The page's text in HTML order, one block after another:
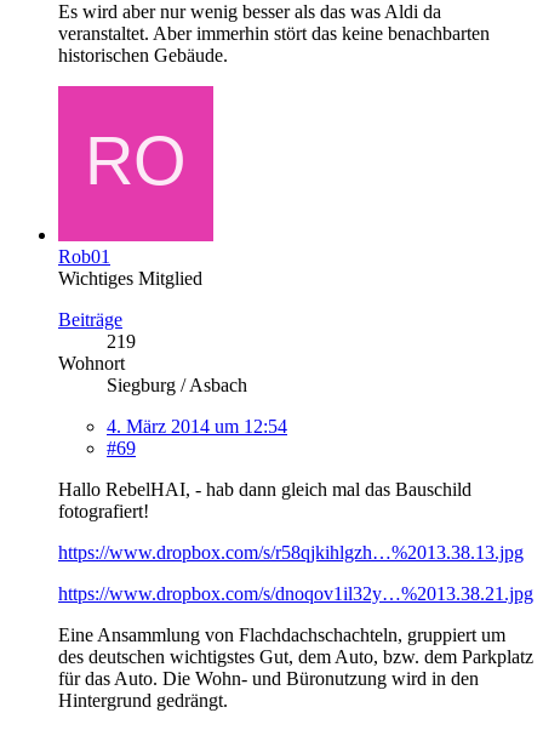
Es wird aber nur wenig besser als das was Aldi da
veranstaltet. Aber immerhin stört das keine benachbarten
historischen Gebäude.
Rob01
Wichtiges Mitglied
Beiträge
219
Wohnort
Siegburg / Asbach
4. März 2014 um 12:54
#69
Hallo RebelHAI, - hab dann gleich mal das Bauschild
fotografiert!
https://www.dropbox.com/s/r58qjkihlgzh…%2013.38.13.jpg
https://www.dropbox.com/s/dnoqov1il32y…%2013.38.21.jpg
Eine Ansammlung von Flachdachschachteln, gruppiert um
des deutschen wichtigstes Gut, dem Auto, bzw. dem Parkplatz
für das Auto. Die Wohn- und Büronutzung wird in den
Hintergrund gedrängt.